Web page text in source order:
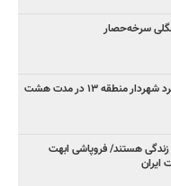
تقدیر معاون شهردار تهران از عملکرد شهردار منطقه ۱۳ در مدت هشت
هستند/ فروپاشی ابهت
ایران